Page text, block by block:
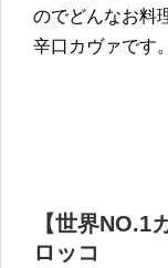
のでどんなお料
辛口カヴァです。
【世界
ロッコ